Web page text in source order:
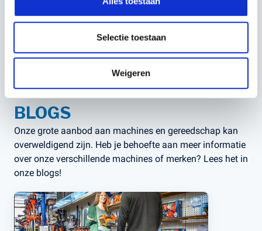
Selectie toestaan
Weigeren
BLOGS
Onze grote aanbod aan machines en gereedschap kan
overweldigend zijn. Heb je behoefte aan meer informatie
over onze verschillende machines of merken? Lees het in
onze blogs!